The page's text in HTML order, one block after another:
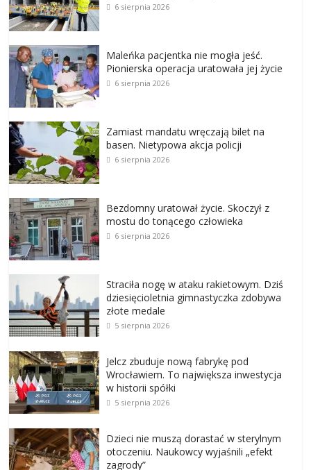
6 sierpnia 2026
Maleńka pacjentka nie mogła jeść.
Pionierska operacja uratowała jej życie
6 sierpnia 2026
Zamiast mandatu wręczają bilet na
basen. Nietypowa akcja policji
6 sierpnia 2026
Bezdomny uratował życie. Skoczył z
mostu do tonącego człowieka
6 sierpnia 2026
Straciła nogę w ataku rakietowym. Dziś
dziesięcioletnia gimnastyczka zdobywa
złote medale
5 sierpnia 2026
Jelcz zbuduje nową fabrykę pod
Wrocławiem. To największa inwestycja
w historii spółki
5 sierpnia 2026
Dzieci nie muszą dorastać w sterylnym
otoczeniu. Naukowcy wyjaśnili „efekt
zagrody”